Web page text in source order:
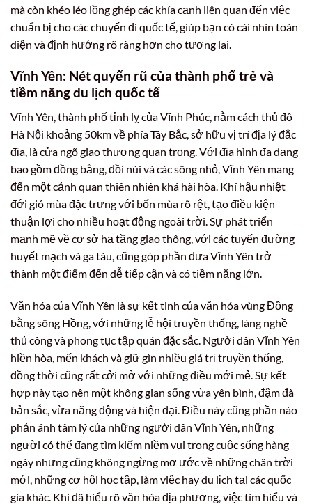
mà còn khéo léo lồng ghép các khía cạnh liên quan đến việc
chuẩn bị cho các chuyến đi quốc tế, giúp bạn có cái nhìn toàn
diện và định hướng rõ ràng hơn cho tương lai.
Vĩnh Yên: Nét quyến rũ của thành phố trẻ và
tiềm năng du lịch quốc tế
Vĩnh Yên, thành phố tỉnh lỵ của Vĩnh Phúc, nằm cách thủ đô
Hà Nội khoảng 50km về phía Tây Bắc, sở hữu vị trí địa lý đắc
địa, là cửa ngõ giao thương quan trọng. Với địa hình đa dạng
bao gồm đồng bằng, đồi núi và các sông nhỏ, Vĩnh Yên mang
đến một cảnh quan thiên nhiên khá hài hòa. Khí hậu nhiệt
đới gió mùa đặc trưng với bốn mùa rõ rệt, tạo điều kiện
thuận lợi cho nhiều hoạt động ngoài trời. Sự phát triển
mạnh mẽ về cơ sở hạ tầng giao thông, với các tuyến đường
huyết mạch và ga tàu, cũng góp phần đưa Vĩnh Yên trở
thành một điểm đến dễ tiếp cận và có tiềm năng lớn.
Văn hóa của Vĩnh Yên là sự kết tinh của văn hóa vùng Đồng
bằng sông Hồng, với những lễ hội truyền thống, làng nghề
thủ công và phong tục tập quán đặc sắc. Người dân Vĩnh Yên
hiền hòa, mến khách và giữ gìn nhiều giá trị truyền thống,
đồng thời cũng rất cởi mở với những điều mới mẻ. Sự kết
hợp này tạo nên một không gian sống vừa yên bình, đậm đà
bản sắc, vừa năng động và hiện đại. Điều này cũng phần nào
phản ánh tâm lý của những người dân Vĩnh Yên, những
người có thể đang tìm kiếm niềm vui trong cuộc sống hàng
ngày nhưng cũng không ngừng mơ ước về những chân trời
mới, những cơ hội học tập, làm việc hay du lịch tại các quốc
gia khác. Khi đã hiểu rõ văn hóa địa phương, việc tìm hiểu và